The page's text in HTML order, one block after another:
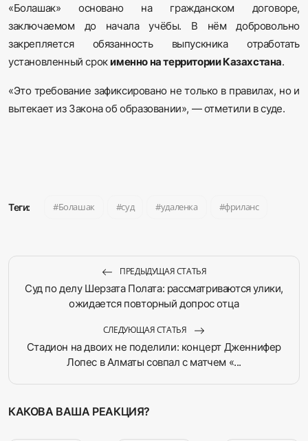
«Болашак» основано на гражданском договоре,
заключаемом до начала учёбы. В нём добровольно
закрепляется обязанность выпускника отработать
установленный срок именно на территории Казахстана.
«Это требование зафиксировано не только в правилах, но и
вытекает из Закона об образовании», — отметили в суде.
Теги: Болашак суд удаленка фриланс
ПРЕДЫДУЩАЯ СТАТЬЯ
Суд по делу Шерзата Полата: рассматриваются улики,
ожидается повторный допрос отца
СЛЕДУЮЩАЯ СТАТЬЯ
Стадион на двоих не поделили: концерт Дженнифер
Лопес в Алматы совпал с матчем «...
КАКОВА ВАША РЕАКЦИЯ?